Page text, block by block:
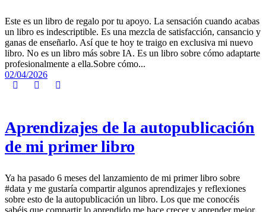
Este es un libro de regalo por tu apoyo. La sensación cuando acabas
un libro es indescriptible. Es una mezcla de satisfacción, cansancio y
ganas de enseñarlo. Así que te hoy te traigo en exclusiva mi nuevo
libro. No es un libro más sobre IA. Es un libro sobre cómo adaptarte
profesionalmente a ella.Sobre cómo...
02/04/2026
Aprendizajes de la autopublicación
de mi primer libro
Ya ha pasado 6 meses del lanzamiento de mi primer libro sobre
#data y me gustaría compartir algunos aprendizajes y reflexiones
sobre esto de la autopublicación un libro. Los que me conocéis